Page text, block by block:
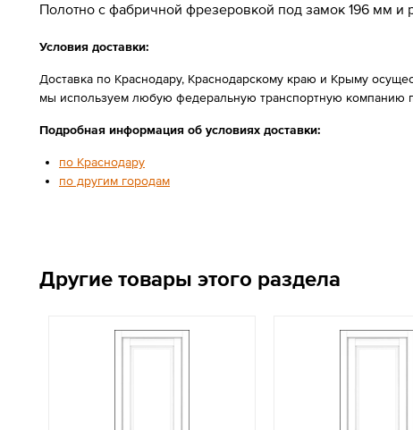
Полотно с фабричной фрезеровкой под замок 196 мм и
Условия доставки:
Доставка по Краснодару, Краснодарскому краю и Крыму
мы используем любую федеральную транспортную компанию
Подробная информация об условиях доставки:
по Краснодару
по другим городам
Другие товары этого раздела